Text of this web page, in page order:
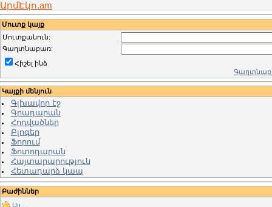
ԱրմԷկո.am
Մուտք կայք
Մուտքանուն:
Գաղտնաբառ:
Հիշել ինձ
Կայքի մենյուն
Գլխավոր էջ
Գրադարան
Հոդվածներ
Բլոգեր
Ֆորում
Ֆոտոդարան
Հայտարարություն
Հետադարձ կապ
Բաժիններ
Այլ...